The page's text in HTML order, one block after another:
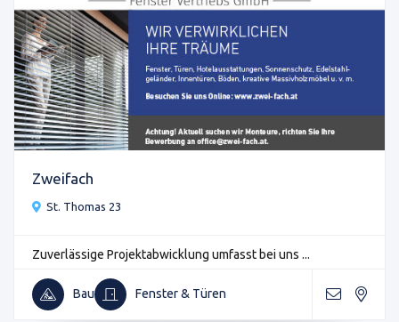
Zweifach
St. Thomas 23
Zuverlässige Projektabwicklung umfasst bei uns ...
Bau Fenster & Türen